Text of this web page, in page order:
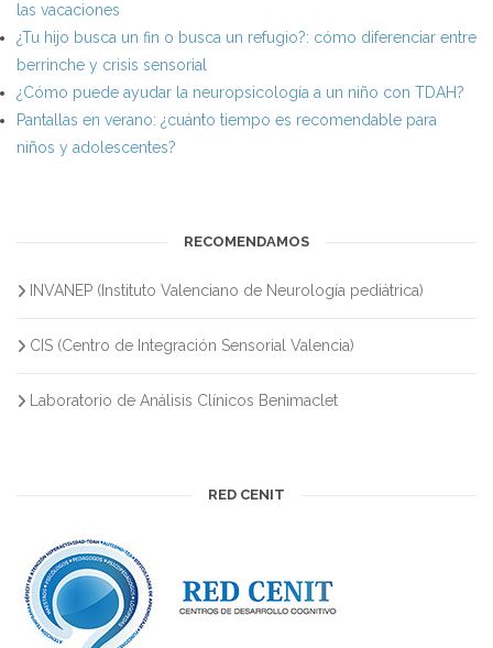
las vacaciones
¿Tu hijo busca un fin o busca un refugio?: cómo diferenciar entre
berrinche y crisis sensorial
¿Cómo puede ayudar la neuropsicología a un niño con TDAH?
Pantallas en verano: ¿cuánto tiempo es recomendable para
niños y adolescentes?
RECOMENDAMOS
INVANEP (Instituto Valenciano de Neurología pediátrica)
CIS (Centro de Integración Sensorial Valencia)
Laboratorio de Análisis Clínicos Benimaclet
RED CENIT